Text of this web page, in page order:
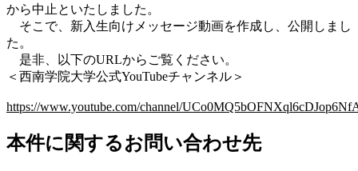
から中止といたしました。
そこで、新入生向けメッセージ動画を作成し、公開しまし
た。
是非、以下のURLからご覧ください。
＜西南学院大学公式YouTubeチャンネル＞
https://www.youtube.com/channel/
本件に関するお問い合わせ先